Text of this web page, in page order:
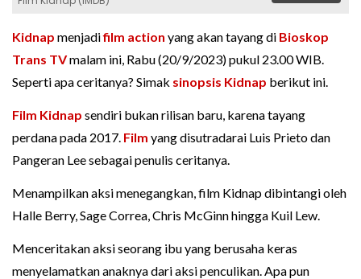
Kidnap menjadifilm action yang akan tayang di Bioskop
Trans TVmalam ini, Rabu (20/9/2023) pukul 23.00 WIB.
Seperti apa ceritanya? Simak sinopsis Kidnap berikut ini.
Film Kidnap sendiri bukan rilisan baru, karena tayang
perdana pada 2017. Film yang disutradarai Luis Prieto dan
Pangeran Lee sebagai penulis ceritanya.
Menampilkan aksi menegangkan, film Kidnap dibintangi oleh
Halle Berry, Sage Correa, Chris McGinn hingga Kuil Lew.
Menceritakan aksi seorang ibu yang berusaha keras
menyelamatkan anaknya dari aksi penculikan. Apa pun